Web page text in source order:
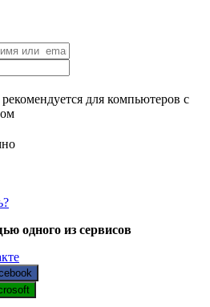
для компьютеров с
одного из сервисов